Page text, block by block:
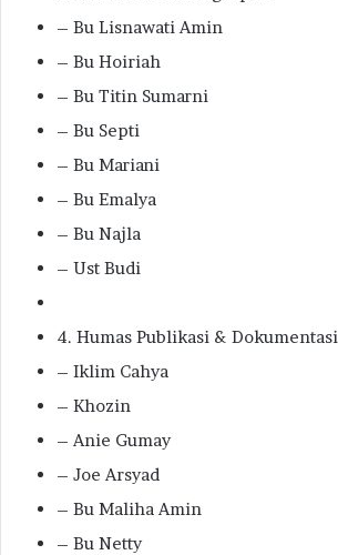
– Bu Lisnawati Amin
– Bu Hoiriah
– Bu Titin Sumarni
– Bu Septi
– Bu Mariani
– Bu Emalya
– Bu Najla
– Ust Budi
4. Humas Publikasi & Dokumentasi
– Iklim Cahya
– Khozin
– Anie Gumay
– Joe Arsyad
– Bu Maliha Amin
– Bu Netty